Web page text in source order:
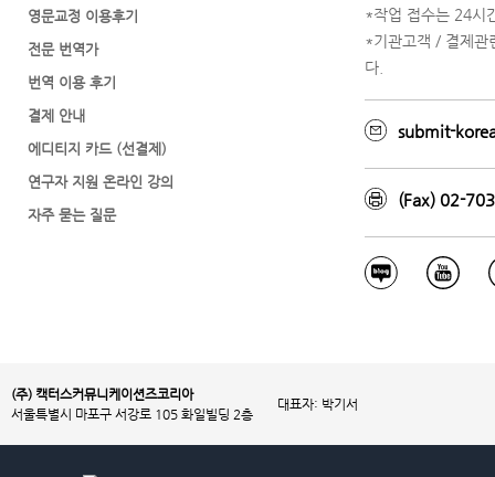
영문교정 이용후기
전문 번역가
번역 이용 후기
결제 안내
에디티지 카드 (선결제)
연구자 지원 온라인 강의
자주 묻는 질문
*작업 접수는 24시
*기관고객 / 결제관
다.
submit-
(Fax) 02-
(주) 캑터스커뮤니케이션즈코리아
서울특별시 마포구 서강로 105 화일빌딩 2층
대표자: 박기서